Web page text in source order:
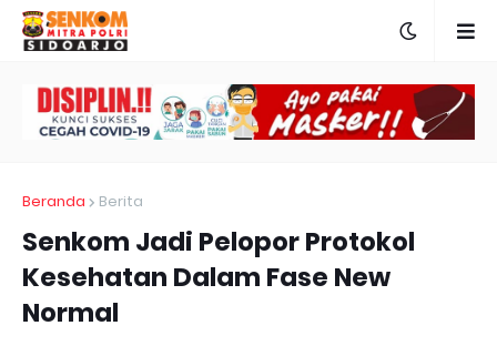
Beranda Berita
Senkom Jadi Pelopor Protokol
Kesehatan Dalam Fase New
Normal